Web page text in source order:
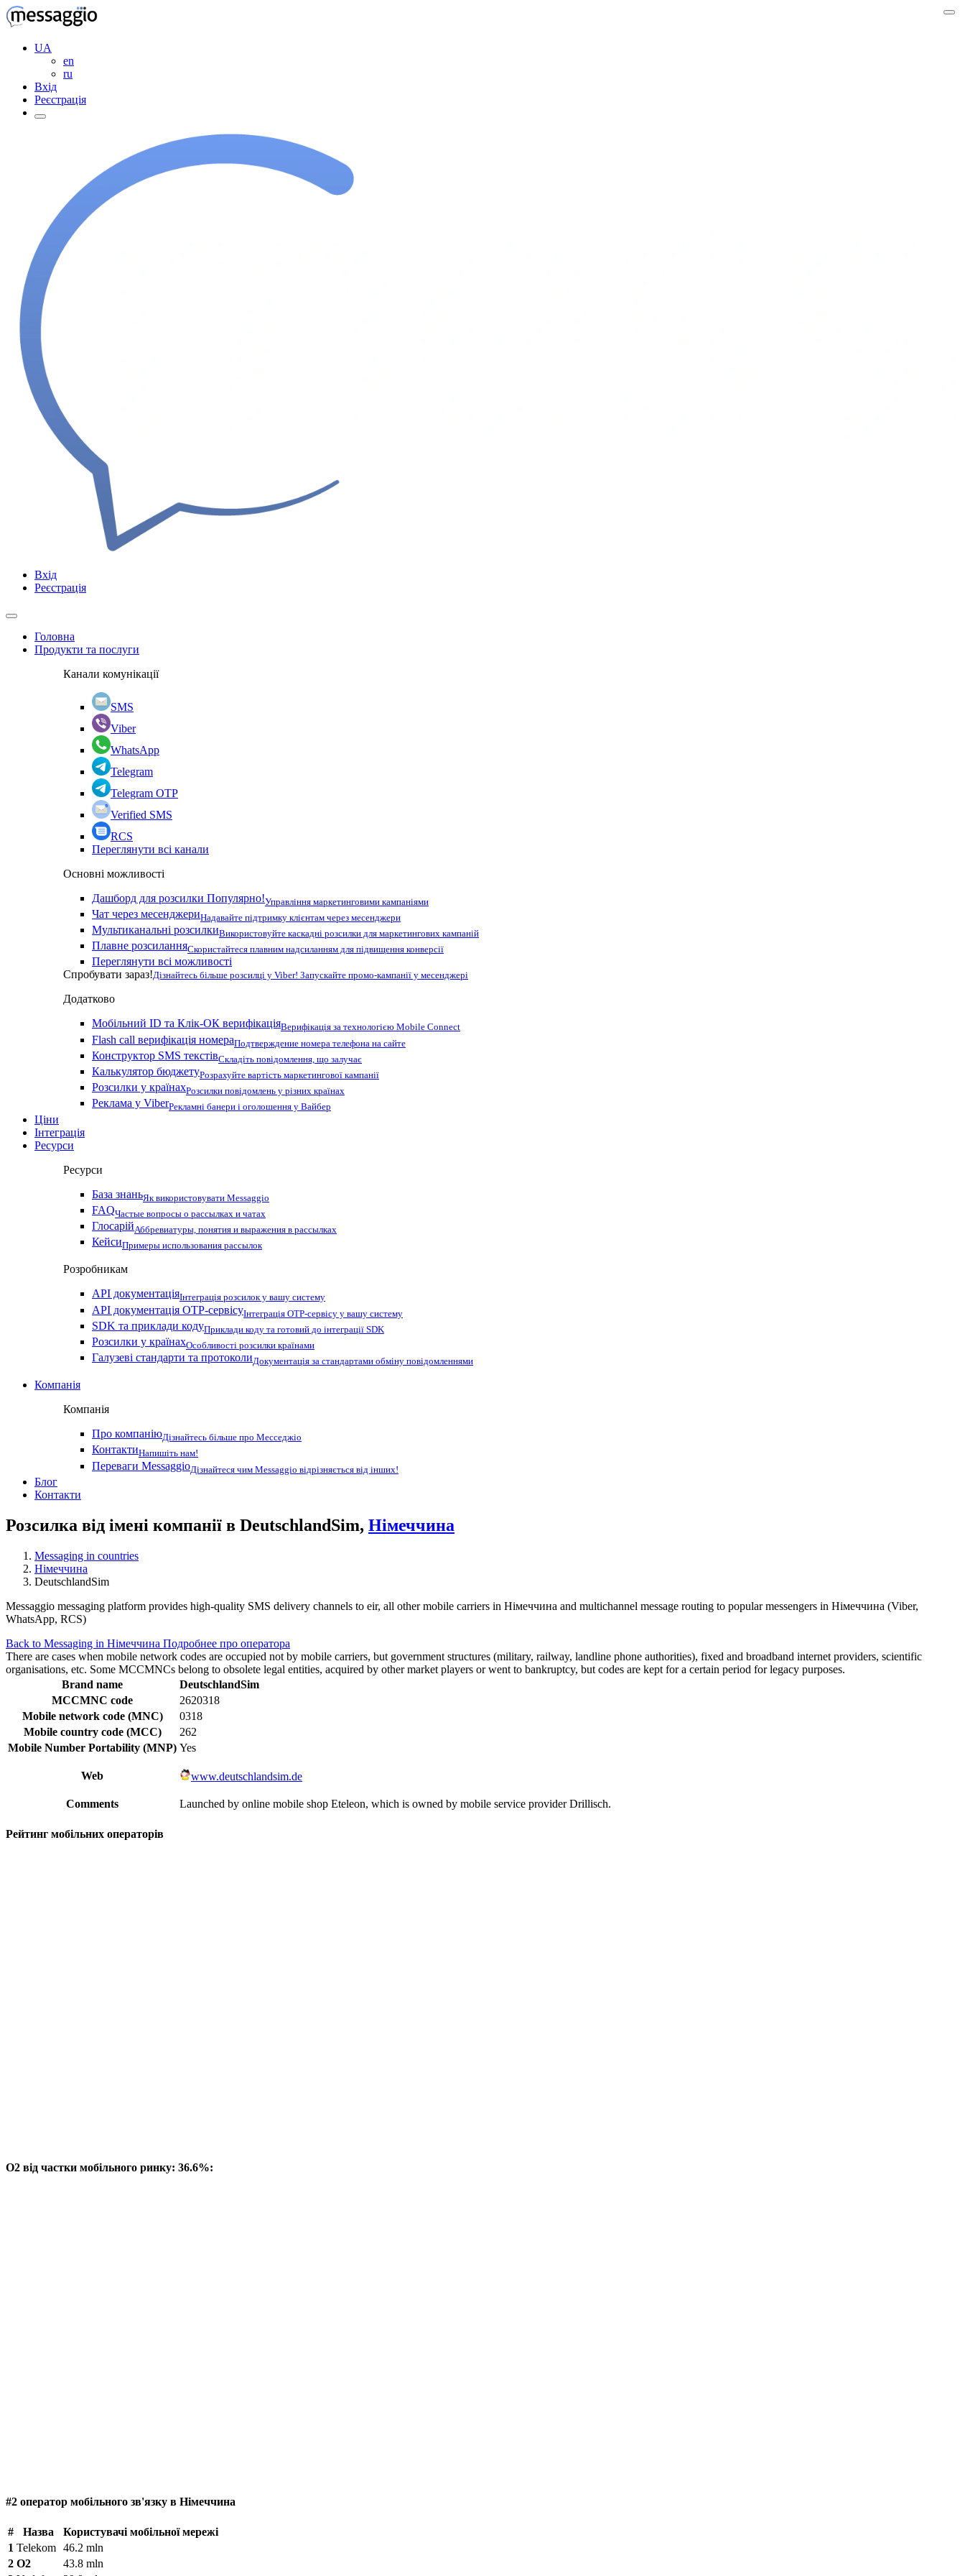
UA
en
ru
Вхід
Реєстрація
Вхід
Реєстрація
Головна
Продукти та послуги
Канали комунікації
SMS
Viber
WhatsApp
Telegram
Telegram OTP
Verified SMS
RCS
Переглянути всі канали
Основні можливості
Дашборд для розсилки Популярно!Управління маркетинговими кампаніями
Чат через месенджериНадавайте підтримку клієнтам через месенджери
Мультиканальні розсилкиВикористовуйте каскадні розсилки для маркетингових кампаній
Плавне розсиланняСкористайтеся плавним надсиланням для підвищення конверсії
Переглянути всі можливості
Спробувати зараз!Дізнайтесь більше розсилці у Viber! Запускайте промо-кампанії у месенджері
Додатково
Мобільний ID та Клік-ОК верифікаціяВерифікація за технологією Mobile Connect
Flash call верифікація номераПодтверждение номера телефона на сайте
Конструктор SMS текстівСкладіть повідомлення, що залучає
Калькулятор бюджетуРозрахуйте вартість маркетингової кампанії
Розсилки у країнахРозсилки повідомлень у різних країнах
Реклама у ViberРекламні банери і оголошення у Вайбер
Ціни
Інтеграція
Ресурси
Ресурси
База знаньЯк використовувати Messaggio
FAQЧастые вопросы о рассылках и чатах
ГлосарійАббревиатуры, понятия и выражения в рассылках
КейсиПримеры использования рассылок
Розробникам
API документаціяІнтеграція розсилок у вашу систему
API документація OTP-сервісуІнтеграція OTP-сервісу у вашу систему
SDK та приклади кодуПриклади коду та готовий до інтеграції SDK
Розсилки у країнахОсобливості розсилки країнами
Галузеві стандарти та протоколиДокументація за стандартами обміну повідомленнями
Компанія
Компанія
Про компаніюДізнайтесь більше про Месседжіо
КонтактиНапишіть нам!
Переваги MessaggioДізнайтеся чим Messaggio відрізняється від інших!
Блог
Контакти
Розсилка від імені компанії в DeutschlandSim, Німеччина
Messaging in countries
Німеччина
DeutschlandSim
Messaggio messaging platform provides high-quality SMS delivery channels to eir, all other mobile carriers in Німеччина and multichannel message routing to popular messengers in Німеччина (Viber,
WhatsApp, RCS)
Back to Messaging in Німеччина Подробнее про оператора
There are cases when mobile network codes are occupied not by mobile carriers, but government structures (military, railway, landline phone authorities), fixed and broadband internet providers, scientific
organisations, etc. Some MCCMNCs belong to obsolete legal entities, acquired by other market players or went to bankruptcy, but codes are kept for a certain period for legacy purposes.
Brand name
DeutschlandSim
MCCMNC code
2620318
Mobile network code (MNC)
0318
Mobile country code (MCC)
262
Mobile Number Portability (MNP) Yes
Web www.deutschlandsim.de
Comments Launched by online mobile shop Eteleon, which is owned by mobile service provider Drillisch.
Рейтинг мобільних операторів
O2 від частки мобільного ринку: 36.6%:
#2 оператор мобільного зв'язку в Німеччина
# Назва
Користувачі мобільної мережі
1 Telekom 46.2 mln
2 O2
43.8 mln